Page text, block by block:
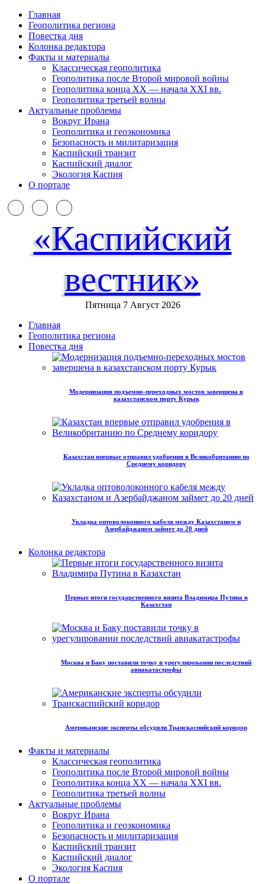
Главная
Геополитика региона
Повестка дня
Колонка редактора
Факты и материалы
Классическая геополитика
Геополитика после Второй мировой войны
Геополитика конца XX — начала XXI вв.
Геополитика третьей волны
Актуальные проблемы
Вокруг Ирана
Геополитика и геоэкономика
Безопасность и милитаризация
Каспийский транзит
Каспийский диалог
Экология Каспия
О портале
«Каспийский
вестник»
Пятница 7 Август 2026
Главная
Геополитика региона
Повестка дня
Модернизация подъемно-переходных мостов завершена в
казахстанском порту Курык
Казахстан впервые отправил удобрения в Великобританию по
Среднему коридору
Укладка оптоволоконного кабеля между Казахстаном и
Азербайджаном займет до 20 дней
Колонка редактора
Первые итоги государственного визита Владимира Путина в
Казахстан
Москва и Баку поставили точку в урегулировании последствий
авиакатастрофы
Американские эксперты обсудили Транскаспийский коридор
Факты и материалы
Классическая геополитика
Геополитика после Второй мировой войны
Геополитика конца XX — начала XXI вв.
Геополитика третьей волны
Актуальные проблемы
Вокруг Ирана
Геополитика и геоэкономика
Безопасность и милитаризация
Каспийский транзит
Каспийский диалог
Экология Каспия
О портале